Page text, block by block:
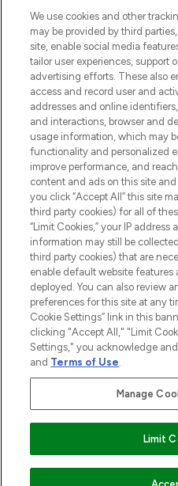
renommierten
oder über die
Lieferung ab einem
Cookie-
Do Not Sell or
HILFE &
ÜBER
2026 THG Beauty Europe GmbH
Pay Securely With
We use cookies and other
may be provided by third
site, enable social media
tailor user experiences, support
advertising efforts. These also
access and record user and
addresses and online
and interactions, browser and
usage information, which may
functionality and personalized
improve performance, and
content and ads on this site
you click “Accept All” this site
third party cookies) for all of
“Limit Cookies,” your IP address
information may still be
third party cookies) that are
enable default website
deployed. You can also review
preferences for this site at any
Cookie Settings” link in this
clicking "Accept All," "Limit
Settings," you acknowledge
and Terms of Use.
Manage
Limit